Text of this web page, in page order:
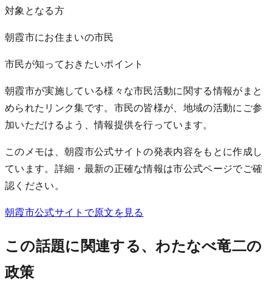
対象となる方
朝霞市にお住まいの市民
市民が知っておきたいポイント
朝霞市が実施している様々な市民活動に関する情報がまと
められたリンク集です。市民の皆様が、地域の活動にご参
加いただけるよう、情報提供を行っています。
このメモは、朝霞市公式サイトの発表内容をもとに作成し
ています。詳細・最新の正確な情報は市公式ページでご確
認ください。
朝霞市公式サイトで原文を見る
この話題に関連する、わたなべ竜二の
政策